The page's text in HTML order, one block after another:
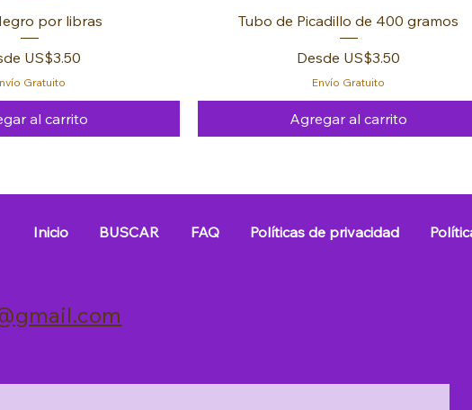
por libras
US$3.50
de oferta
Gratuito
al carrito
Tubo de Picadillo de 400 gramos
Desde US$3.50
Precio de oferta
Envío Gratuito
Agregar al carrito
Inicio BUSCAR FAQ Políticas de privacidad